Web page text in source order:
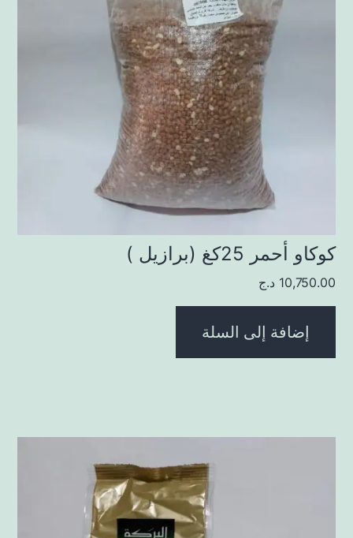
كوكاو أحمر 25كغ (برازيل )
10,750.00 د.ج
إضافة إلى السلة